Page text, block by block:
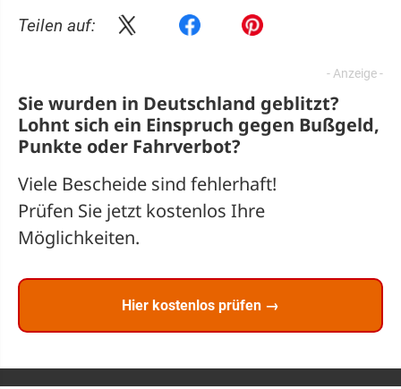
Teilen auf:
Sie wurden in Deutschland geblitzt?
Lohnt sich ein Einspruch gegen Bußgeld,
Punkte oder Fahrverbot?
Viele Bescheide sind fehlerhaft!
Prüfen Sie jetzt kostenlos Ihre
Möglichkeiten.
Hier kostenlos prüfen →